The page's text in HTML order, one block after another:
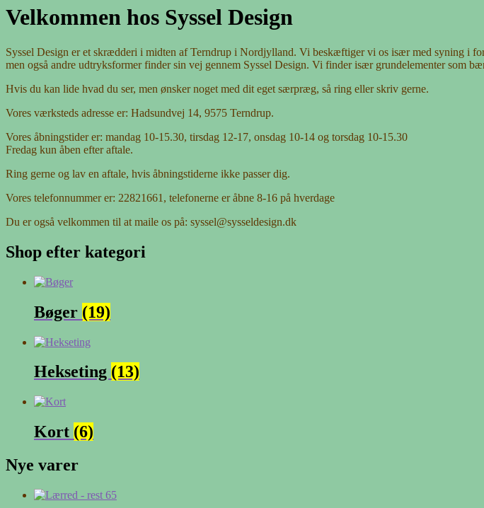
Velkommen hos Syssel Design
Syssel Design er et skrædderi i midten af Terndrup i Nordjylland. Vi beskæftiger vi os især med syning i
men også andre udtryksformer finder sin vej gennem Syssel Design. Vi finder især grundelementer som
Hvis du kan lide hvad du ser, men ønsker noget med dit eget særpræg, så ring eller skriv gerne.
Vores værksteds adresse er: Hadsundvej 14, 9575 Terndrup.
Vores åbningstider er: mandag 10-15.30, tirsdag 12-17, onsdag 10-14 og torsdag 10-15.30
Fredag kun åben efter aftale.
Ring gerne og lav en aftale, hvis åbningstiderne ikke passer dig.
Vores telefonnummer er: 22821661, telefonerne er åbne 8-16 på hverdage
Du er også velkommen til at maile os på: syssel@sysseldesign.dk
Shop efter kategori
Bøger (19)
Hekseting (13)
Kort (6)
Nye varer